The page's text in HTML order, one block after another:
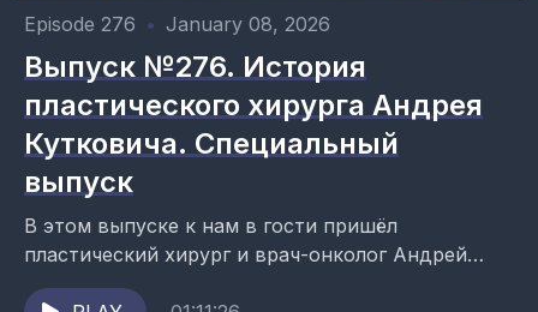
Episode 276 • January 08, 2026
Выпуск №276. История
пластического хирурга Андрея
Кутковича. Специальный
выпуск
В этом выпуске к нам в гости пришёл
пластический хирург и врач-онколог Андрей
Владимирович Куткович. Разговор с ним